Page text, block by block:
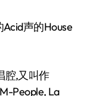
声的House
腔,又叫作
People, La